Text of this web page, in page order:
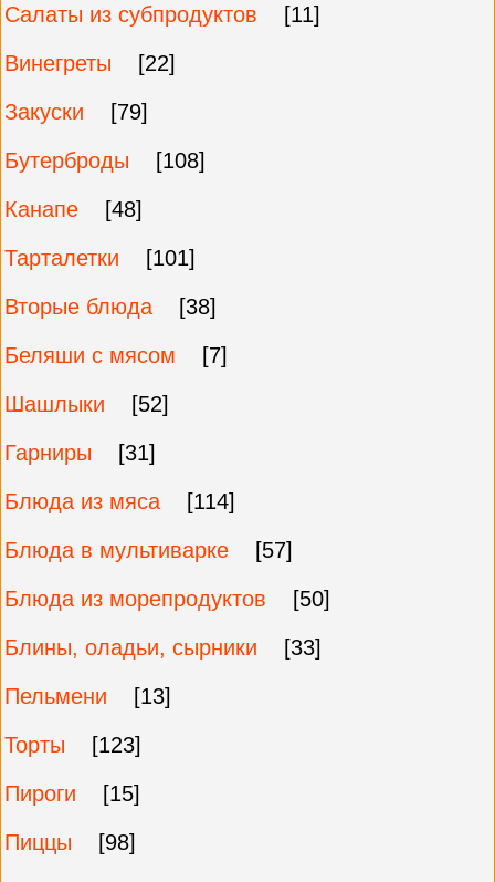
Салаты из субпродуктов
[11]
Винегреты
[22]
Закуски
[79]
Бутерброды
[108]
Канапе
[48]
Тарталетки
[101]
Вторые блюда
[38]
Беляши с мясом
[7]
Шашлыки
[52]
Гарниры
[31]
Блюда из мяса
[114]
Блюда в мультиварке
[57]
Блюда из морепродуктов
[50]
Блины, оладьи, сырники
[33]
Пельмени
[13]
Торты
[123]
Пироги
[15]
Пиццы
[98]